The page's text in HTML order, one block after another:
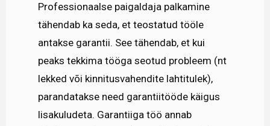
Professionaalse paigaldaja palkamine
tähendab ka seda, et teostatud tööle
antakse garantii. See tähendab, et kui
peaks tekkima tööga seotud probleem (nt
lekked või kinnitusvahendite lahtitulek),
parandatakse need garantiitööde käigus
lisakuludeta. Garantiiga töö annab